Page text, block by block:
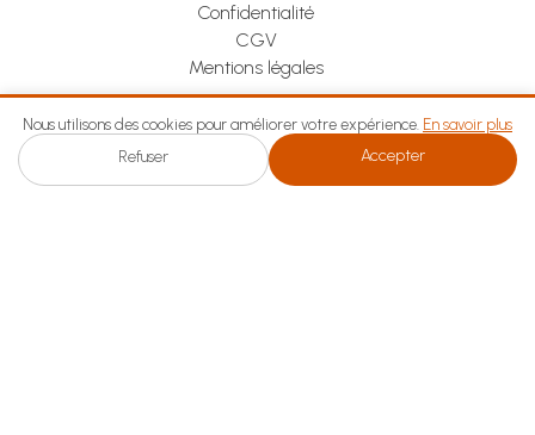
Confidentialité
CGV
Mentions légales
Service client
Vos témoignages
Clic & Collect (DRIVE)
Nous utilisons des cookies pour améliorer votre expérience. En savoir plus
Refuser Accepter